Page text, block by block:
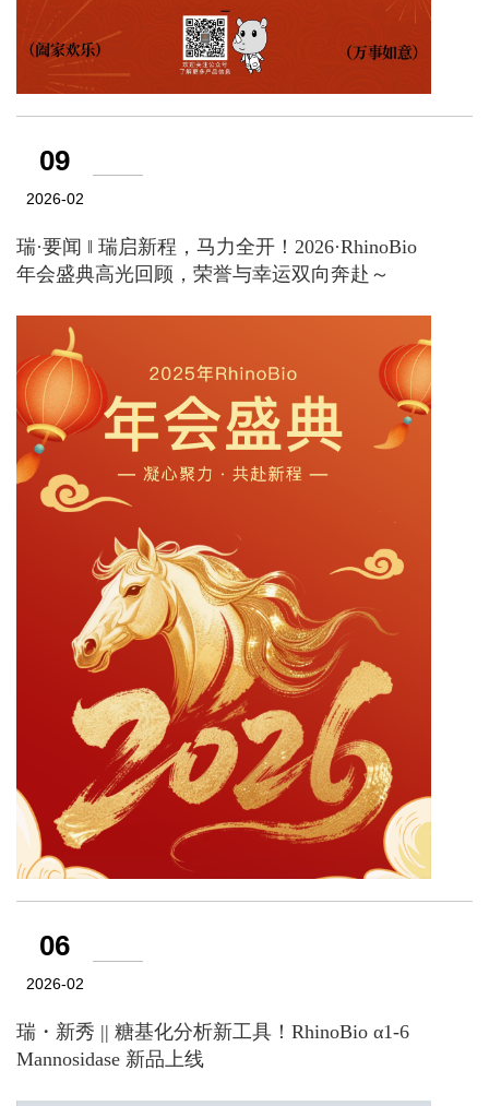
09
2026-02
瑞·要闻 ‖ 瑞启新程，马力全开！2026·RhinoBio
年会盛典高光回顾，荣誉与幸运双向奔赴～
06
2026-02
瑞・新秀 || 糖基化分析新工具！RhinoBio α1-6
Mannosidase 新品上线